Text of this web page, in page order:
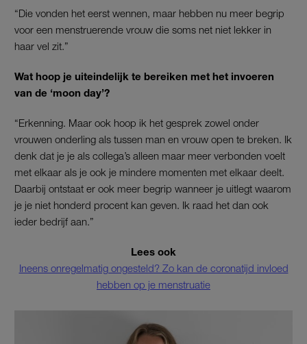
“Die vonden het eerst wennen, maar hebben nu meer begrip
voor een menstruerende vrouw die soms net niet lekker in
haar vel zit.”
Wat hoop je uiteindelijk te bereiken met het invoeren
van de ‘moon day’?
“Erkenning. Maar ook hoop ik het gesprek zowel onder
vrouwen onderling als tussen man en vrouw open te breken. Ik
denk dat je je als collega’s alleen maar meer verbonden voelt
met elkaar als je ook je mindere momenten met elkaar deelt.
Daarbij ontstaat er ook meer begrip wanneer je uitlegt waarom
je je niet honderd procent kan geven. Ik raad het dan ook
ieder bedrijf aan.”
Lees ook
Ineens onregelmatig ongesteld? Zo kan de coronatijd invloed
hebben op je menstruatie